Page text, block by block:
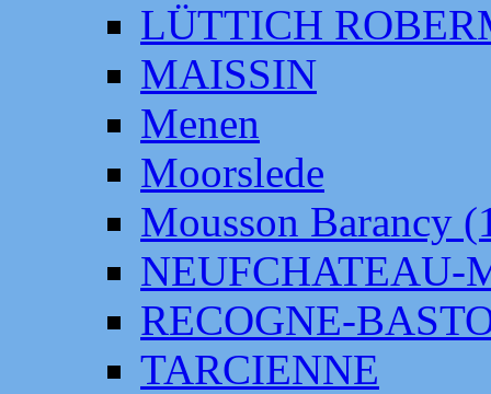
LÜTTICH
MAISSIN
Menen
Moorslede
Mousson Barancy
NEUFCHATEAU-
RECOGNE-
TARCIENNE